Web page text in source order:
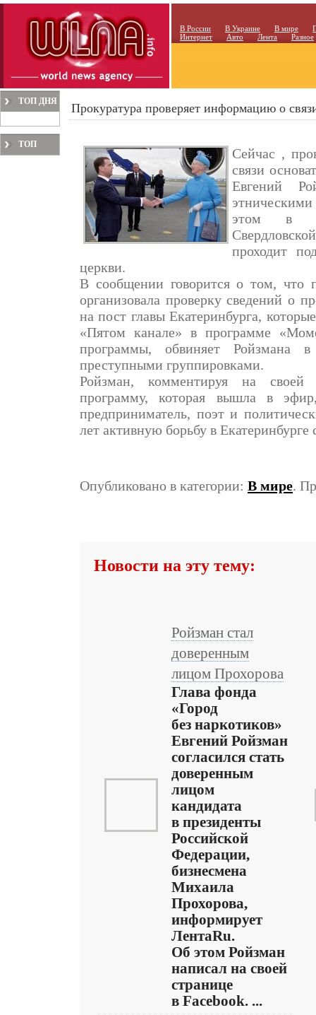
В России В Украине В мире
Интернет
Авто Лента Разное
ТОП ДНЯ
ТОП
Прокуратура проверяет информацию о
Сейчас ,
связи
Евгений
этом в
проходит
церкви.
В сообщении говорится о том, что
организовала проверку сведений о
на пост главы Екатеринбурга,
«Пятом канале» в программе
программы, обвиняет Ройзмана
преступными группировками.
Ройзман, комментируя на своей
программу, которая вышла в
предприниматель, поэт и
лет активную борьбу в Екатеринбурге
Опубликовано в категории: В мире.
Новости на эту тему:
Ройзман стал
доверенным
лицом Прохорова
Глава фонда
«Город
без наркотиков»
Евгений Ройзман
согласился стать
доверенным
лицом
кандидата
в президенты
Российской
Федерации,
бизнесмена
Михаила
Прохорова,
информирует
ЛентаRu.
Об этом Ройзман
написал на своей
странице
в Facebook. ...